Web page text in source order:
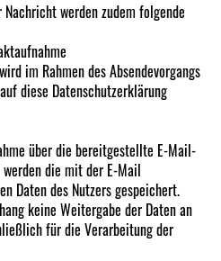
werden zudem folgende
im Rahmen des Absendevorgangs
diese Datenschutzerklärung
über die bereitgestellte E-Mail-
die mit der E-Mail
Daten des Nutzers gespeichert.
keine Weitergabe der Daten an
für die Verarbeitung der